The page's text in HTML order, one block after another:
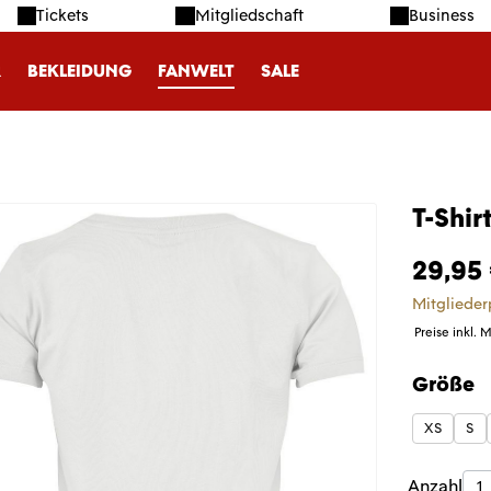
Tickets Mitgliedschaft Business
BEKLEIDUNG FANWELT SALE
T-
29,95
Preise inkl.
Größe
XS S
Anzahl